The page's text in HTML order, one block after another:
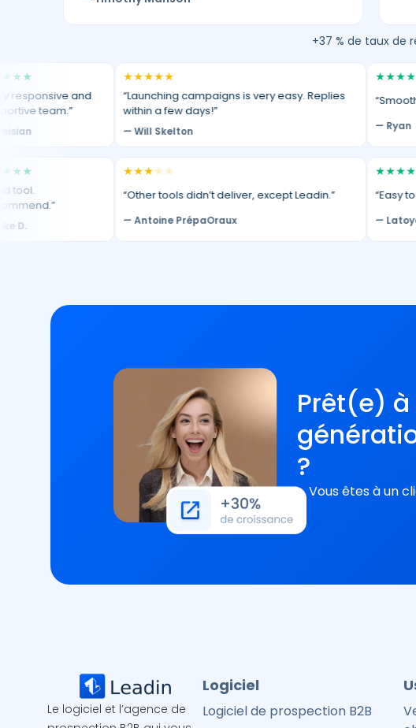
+37 % de taux de
and
team.”
★★
“Launching campaigns is very easy. Replies
within a few days!”
— Will Skelton
★★
“Smooth
— Ryan
★★
“Other tools didn’t deliver, except Leadin.”
— Antoine PrépaOraux
★★
“Easy to
— Latoya Diaz
Prêt(e)
?
Vous êtes à un
Le logiciel et l’agence de
Logiciel
Logiciel de prospection B2B